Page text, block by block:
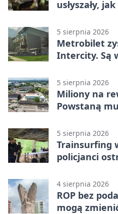
usłyszały,
5 sierpnia 2026
Metrobilet
Intercity. Są
5 sierpnia 2026
Miliony na
Powstaną
5 sierpnia 2026
Trainsurfing
policjanci
4 sierpnia 2026
ROP bez
mogą